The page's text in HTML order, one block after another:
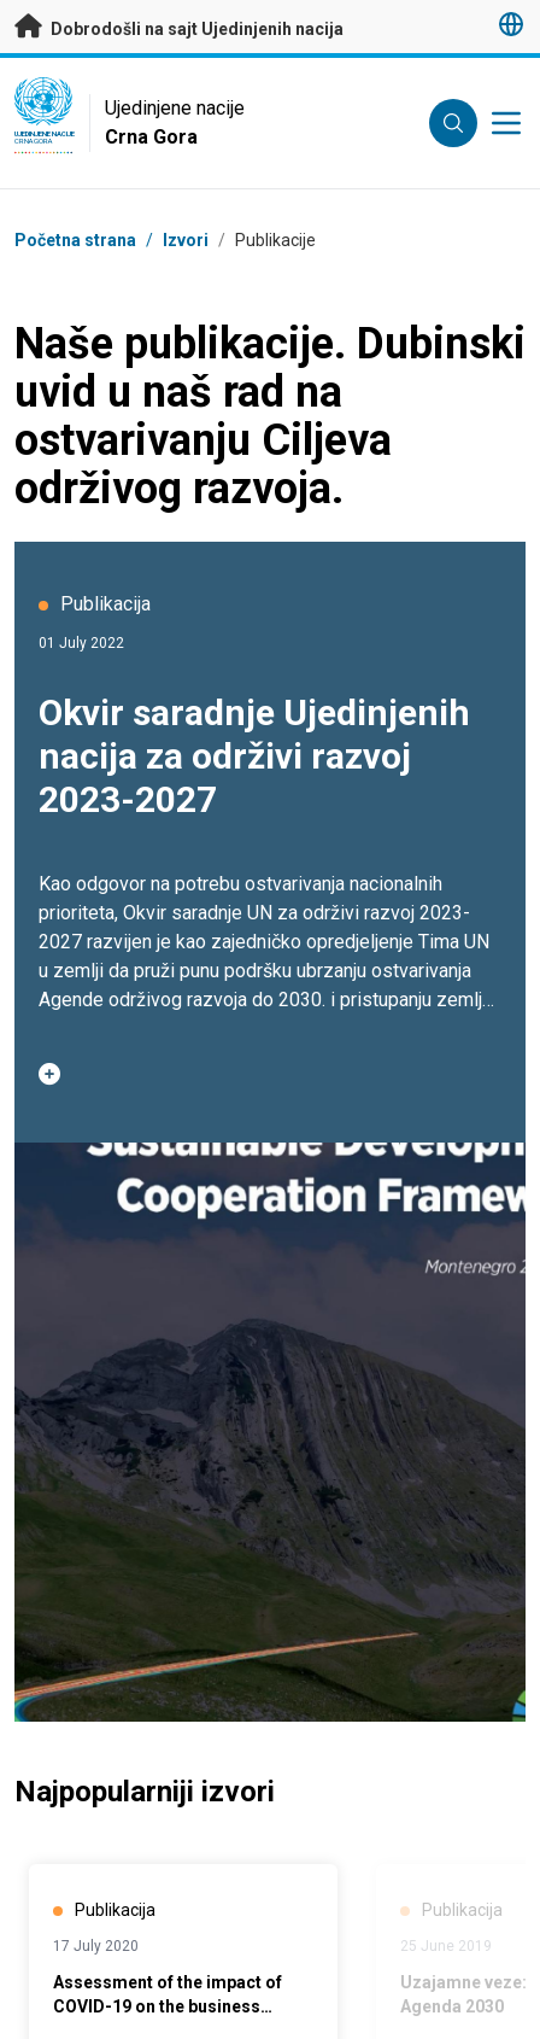
pređi na glavni meni
Dobrodošli na sajt Ujedinjenih nacija
UN Logo
UJEDINJENE NACIJE
CRNA GORA
Ujedinjene nacije
Crna Gora
Breadcrumb
Početna strana / Izvori / Publikacije
Naše publikacije. Dubinski
uvid u naš rad na
ostvarivanju Ciljeva
održivog razvoja.
Publikacija
01 July 2022
Okvir saradnje Ujedinjenih
nacija za održivi razvoj
2023-2027
Kao odgovor na potrebu ostvarivanja nacionalnih
prioriteta, Okvir saradnje UN za održivi razvoj 2023-
2027 razvijen je kao zajedničko opredjeljenje Tima UN
u zemlji da pruži punu podršku ubrzanju ostvarivanja
Agende održivog razvoja do 2030. i pristupanju zemlje
Najpopularniji izvori
Publikacija
17 July 2020
Assessment of the impact of
COVID-19 on the business
Publikacija
25 June 2019
Uzajamne veze:
Agenda 2030